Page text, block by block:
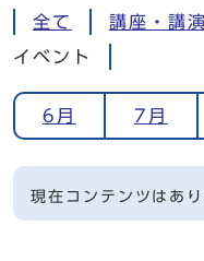
全て 講座・講演
イベント
6月 7月
現在コンテンツはあり